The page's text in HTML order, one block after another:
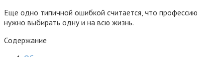
Еще одно типичной ошибкой считается, что профессию
нужно выбирать одну и на всю жизнь.
Содержание